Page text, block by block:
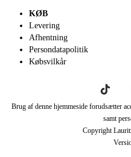
KØB
Levering
Afhentning
Persondatapolitik
Købsvilkår
Brug af denne hjemmeside forudsætter
samt
Copyright